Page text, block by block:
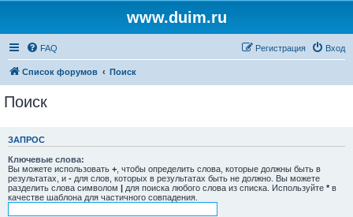
www.duim.ru
FAQ Вход
Регистрация
Список форумов Поиск
Поиск
ЗАПРОС
Ключевые слова:
Вы можете использовать + , чтобы определить слова, которые должны быть в
результатах, и - для слов, которых в результатах быть не должно. Вы можете
разделить слова символом | для поиска любого слова из списка. Используйте * в
качестве шаблона для частичного совпадения.